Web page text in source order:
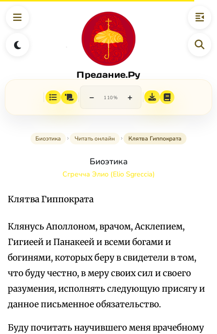
Предание.Ру
− 110% +
Биоэтика Читать онлайн Клятва Гиппократа
Биоэтика
Сгречча Элио (Elio Sgreccia)
Клятва Гиппократа
Клянусь Аполлоном, врачом, Асклепием,
Гигиеей и Панакеей и всеми богами и
богинями, которых беру в свидетели в том,
что буду честно, в меру своих сил и своего
разумения, исполнять следующую присягу и
данное письменное обязательство.
Буду почитать научившего меня врачебному